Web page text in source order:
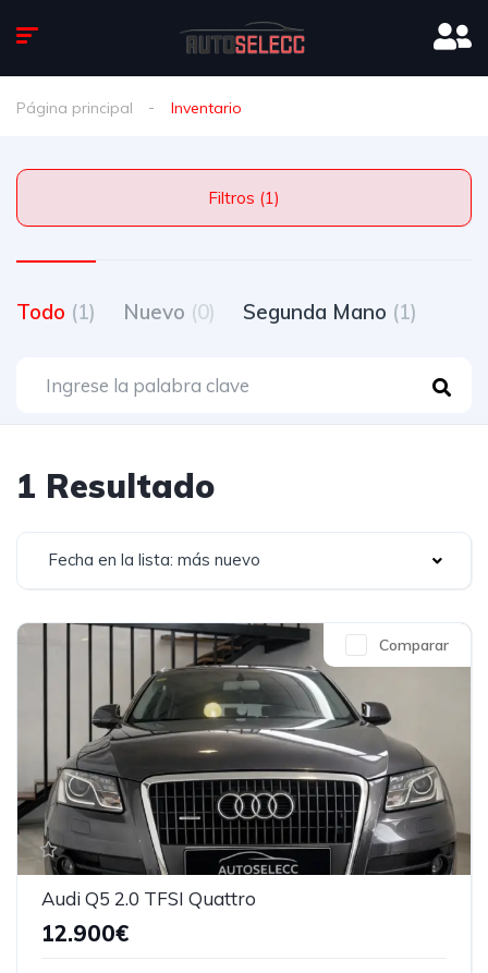
Página principal Inventario
Filtros (1)
Todo (1) Nuevo (0) Segunda Mano (1)
1 Resultado
Fecha en la lista: más nuevo
Comparar
Audi Q5 2.0 TFSI Quattro
12.900€